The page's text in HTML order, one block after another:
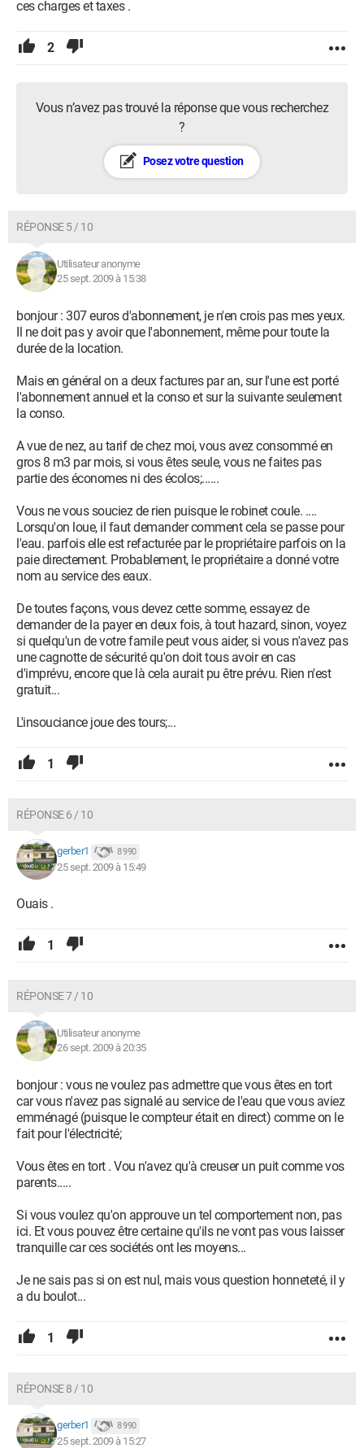
ces charges et taxes .
2
Vous n’avez pas trouvé la réponse que vous recherchez
?
Posez votre question
RÉPONSE 5 / 10
Utilisateur anonyme
25 sept. 2009 à 15:38
bonjour : 307 euros d'abonnement, je n'en crois pas mes yeux.
Il ne doit pas y avoir que l'abonnement, même pour toute la
durée de la location.
Mais en général on a deux factures par an, sur l'une est porté
l'abonnement annuel et la conso et sur la suivante seulement
la conso.
A vue de nez, au tarif de chez moi, vous avez consommé en
gros 8 m3 par mois, si vous êtes seule, vous ne faites pas
partie des économes ni des écolos;......
Vous ne vous souciez de rien puisque le robinet coule. ....
Lorsqu'on loue, il faut demander comment cela se passe pour
l'eau. parfois elle est refacturée par le propriétaire parfois on la
paie directement. Probablement, le propriétaire a donné votre
nom au service des eaux.
De toutes façons, vous devez cette somme, essayez de
demander de la payer en deux fois, à tout hazard, sinon, voyez
si quelqu'un de votre famile peut vous aider, si vous n'avez pas
une cagnotte de sécurité qu'on doit tous avoir en cas
d'imprévu, encore que là cela aurait pu être prévu. Rien n'est
gratuit...
L'insouciance joue des tours;...
1
RÉPONSE 6 / 10
gerber1 8 990
25 sept. 2009 à 15:49
Ouais .
1
RÉPONSE 7 / 10
Utilisateur anonyme
26 sept. 2009 à 20:35
bonjour : vous ne voulez pas admettre que vous êtes en tort
car vous n'avez pas signalé au service de l'eau que vous aviez
emménagé (puisque le compteur était en direct) comme on le
fait pour l'électricité;
Vous êtes en tort . Vou n'avez qu'à creuser un puit comme vos
parents.....
Si vous voulez qu'on approuve un tel comportement non, pas
ici. Et vous pouvez être certaine qu'ils ne vont pas vous laisser
tranquille car ces sociétés ont les moyens...
Je ne sais pas si on est nul, mais vous question honneteté, il y
a du boulot...
1
RÉPONSE 8 / 10
gerber1 8 990
25 sept. 2009 à 15:27